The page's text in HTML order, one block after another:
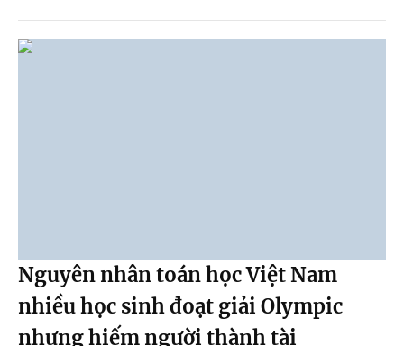
Nguyên nhân toán học Việt Nam
nhiều học sinh đoạt giải Olympic
nhưng hiếm người thành tài